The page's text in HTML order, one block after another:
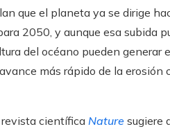
que el planeta ya se dirige
2050, y aunque esa subida
del océano pueden generar
más rápido de la erosión
revista científica Nature sugiere